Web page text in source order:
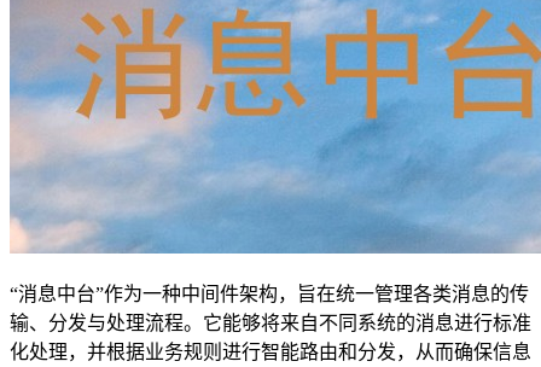
“消息中台”作为一种中间件架构，旨在统一管理各类消息的传
输、分发与处理流程。它能够将来自不同系统的消息进行标准
化处理，并根据业务规则进行智能路由和分发，从而确保信息